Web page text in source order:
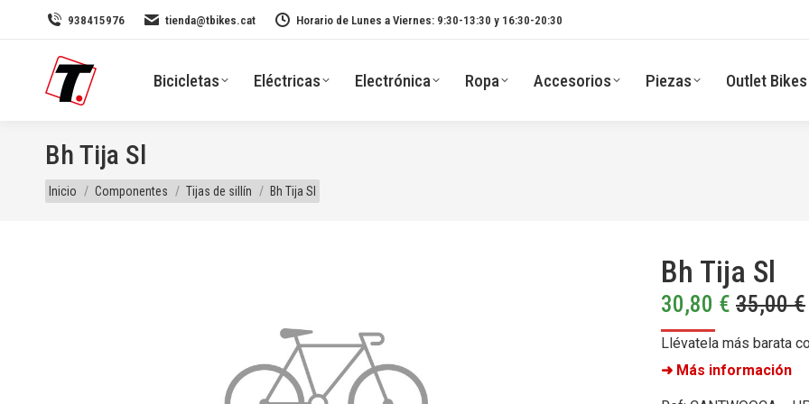
938415976 tienda@tbikes.cat Horario de Lunes a Viernes: 9:30-13:30 y 16:30-20:30
Bicicletas Eléctricas Electrónica Ropa Accesorios Piezas Outlet Bikes
Bh Tija Sl
Estás aquí:
Inicio Componentes Tijas de sillín Bh Tija Sl
Bh Tija Sl
30,80 € 35,00€
Llévatela más barata
➜ Más información